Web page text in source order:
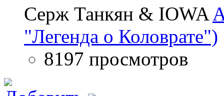
Серж Танкян & IOWA
"Легенда о Коловрате")
8197 просмотров